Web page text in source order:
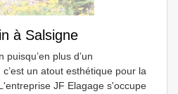
à Salsigne
plus d’un
un atout esthétique pour la
JF Elagage s'occupe